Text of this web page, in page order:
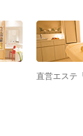
直営エステ